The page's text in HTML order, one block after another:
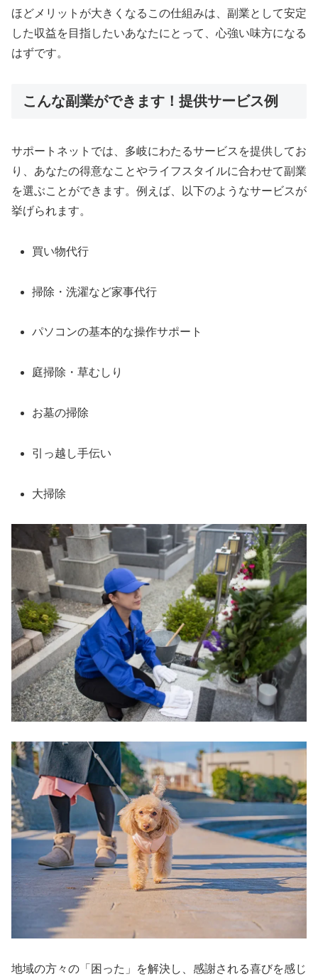
ほどメリットが大きくなるこの仕組みは、副業として安定
した収益を目指したいあなたにとって、心強い味方になる
はずです。
こんな副業ができます！提供サービス例
サポートネットでは、多岐にわたるサービスを提供してお
り、あなたの得意なことやライフスタイルに合わせて副業
を選ぶことができます。例えば、以下のようなサービスが
挙げられます。
買い物代行
掃除・洗濯など家事代行
パソコンの基本的な操作サポート
庭掃除・草むしり
お墓の掃除
引っ越し手伝い
大掃除
地域の方々の「困った」を解決し、感謝される喜びを感じ